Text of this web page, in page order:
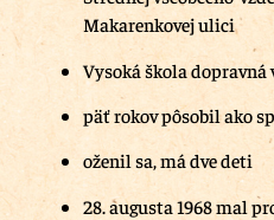
Makarenkovej ulici
Vysoká škola dopravná
päť rokov pôsobil ako
oženil sa, má dve deti
28. augusta 1968 mal